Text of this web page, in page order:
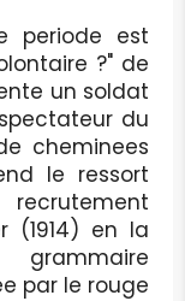
periode est
?" de
un soldat
du
cheminees
le ressort
(1914) en la
par le rouge